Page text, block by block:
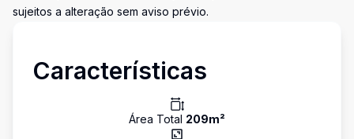
sujeitos a alteração sem aviso prévio.
Características
Área Total 209m²